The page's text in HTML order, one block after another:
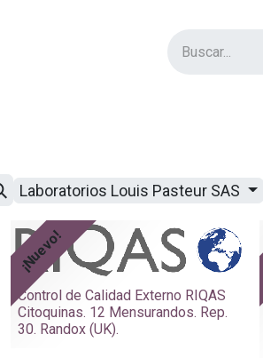
Laboratorios Louis Pasteur SAS
Control de Calidad Externo RIQAS
Citoquinas. 12 Mensurandos. Rep.
30. Randox (UK).
¡Nuevo!